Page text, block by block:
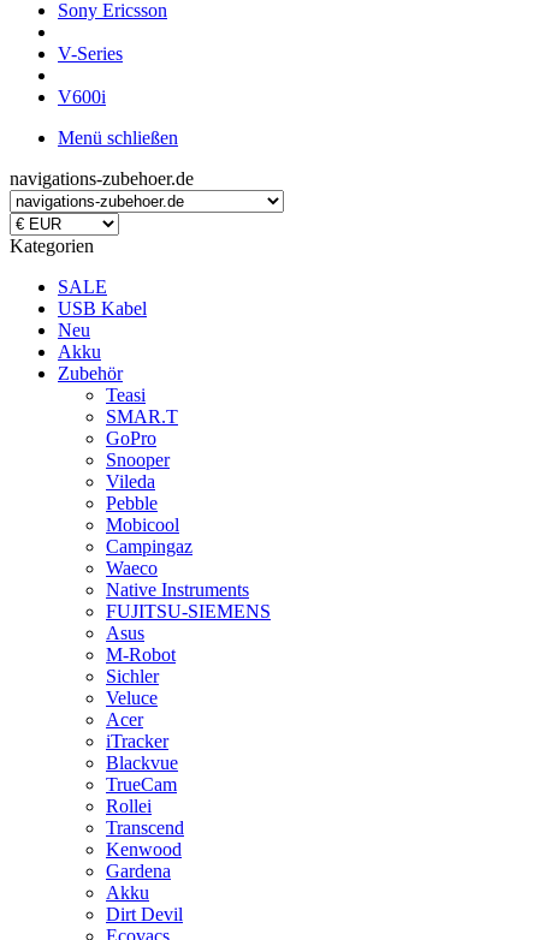
Sony Ericsson
V-Series
V600i
Menü schließen
navigations-zubehoer.de
Kategorien
SALE
USB Kabel
Neu
Akku
Zubehör
Teasi
SMAR.T
GoPro
Snooper
Vileda
Pebble
Mobicool
Campingaz
Waeco
Native Instruments
FUJITSU-SIEMENS
Asus
M-Robot
Sichler
Veluce
Acer
iTracker
Blackvue
TrueCam
Rollei
Transcend
Kenwood
Gardena
Akku
Dirt Devil
Ecovacs